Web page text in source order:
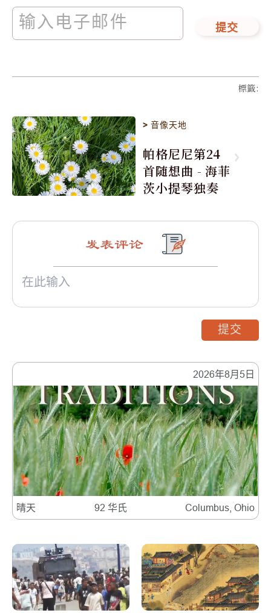
提交
標籤:
>音像天地
帕格尼尼第24
首随想曲 - 海菲
茨小提琴独奏
2026年8月5日
晴天 92 华氏 Columbus, Ohio
发表评论
提交